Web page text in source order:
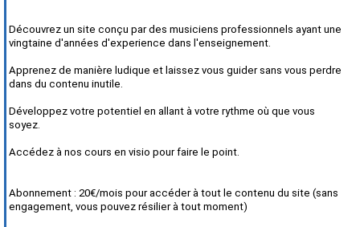
Découvrez un site conçu par des musiciens professionnels ayant une
vingtaine d'années d'experience dans l'enseignement.
Apprenez de manière ludique et laissez vous guider sans vous perdre
dans du contenu inutile.
Développez votre potentiel en allant à votre rythme où que vous
soyez.
Accédez à nos cours en visio pour faire le point.
Abonnement : 20€/mois pour accéder à tout le contenu du site (sans
engagement, vous pouvez résilier à tout moment)